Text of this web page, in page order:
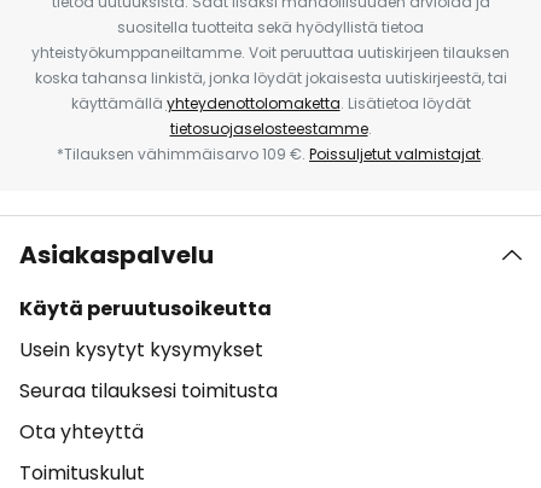
suositella tuotteita sekä hyödyllistä tietoa
yhteistyökumppaneiltamme. Voit peruuttaa uutiskirjeen tilauksen
koska tahansa linkistä, jonka löydät jokaisesta uutiskirjeestä, tai
käyttämällä yhteydenottolomaketta. Lisätietoa löydät
tietosuojaselosteestamme.
*Tilauksen vähimmäisarvo 109 €. Poissuljetut valmistajat.
Asiakaspalvelu
Käytä peruutusoikeutta
Usein kysytyt kysymykset
Seuraa tilauksesi toimitusta
Ota yhteyttä
Toimituskulut